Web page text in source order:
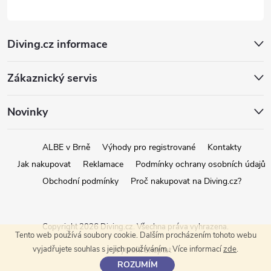
Tento web používá soubory cookie. Dalším procházením tohoto webu
vyjadřujete souhlas s jejich používáním.. Více informacízde.
ROZUMÍM
Diving.cz informace
Zákaznický servis
Novinky
ALBE v Brně Výhody pro registrované
Kontakty
Jak nakupovat
Reklamace
Podmínky ochrany osobních údajů
Obchodní podmínky
Proč nakupovat na Diving.cz?
Vytvořil Shoptet
Copyright 2026 Diving.cz. Všechna práva vyhrazena.